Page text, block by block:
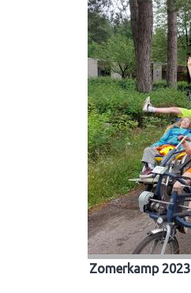
Zomerkamp 2023